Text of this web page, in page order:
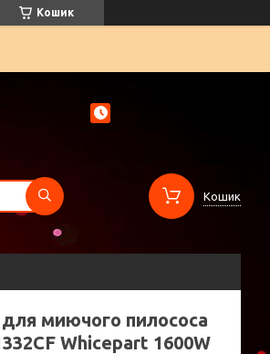
Кошик
Кошик
миючого пилососа
Whicepart 1600W